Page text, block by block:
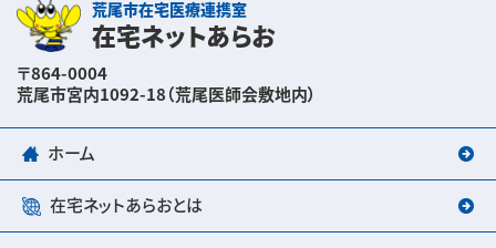
荒尾市在宅医療連携室
在宅ネットあらお
〒864-0004
荒尾市宮内1092-18（荒尾医師会敷地内）
ホーム
在宅ネットあらおとは